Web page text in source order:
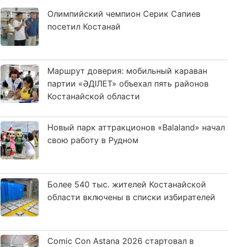
Олимпийский чемпион Серик Сапиев
посетил Костанай
Маршрут доверия: мобильный караван
партии «ӘДІЛЕТ» объехал пять районов
Костанайской области
Новый парк аттракционов «Balaland» начал
свою работу в Рудном
Более 540 тыс. жителей Костанайской
области включены в списки избирателей
Comic Con Astana 2026 стартовал в